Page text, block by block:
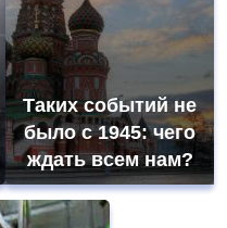
Таких событий не
было с 1945: чего
ждать всем нам?